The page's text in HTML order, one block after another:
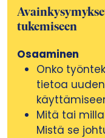
tukemiseen
Osaaminen
Onko
tietoa
Mitä tai
Mistä se